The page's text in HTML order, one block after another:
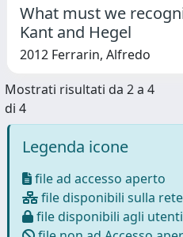
What must we
Kant and Hegel
2012 Ferrarin, Alfredo
Mostrati risultati da 2 a 4
di 4
Legenda icone
file ad accesso aperto
file disponibili sulla
file disponibili agli